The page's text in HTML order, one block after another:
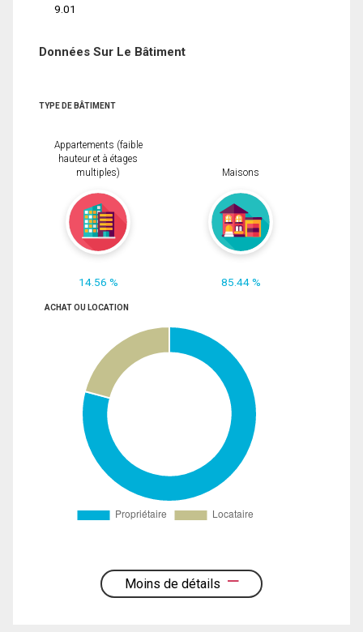
9.01
Données Sur Le Bâtiment
TYPE DE BÂTIMENT
Appartements (faible
hauteur et à étages
multiples)
14.56 %
Maisons
85.44 %
ACHAT OU LOCATION
Moins de détails